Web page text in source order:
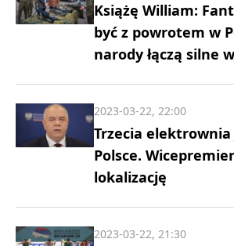
Książę William:
być z powrotem w
narody łączą silne
Trzecia
Polsce.
lokalizację
2023-03-22, 22:00
2023-03-22, 21:30